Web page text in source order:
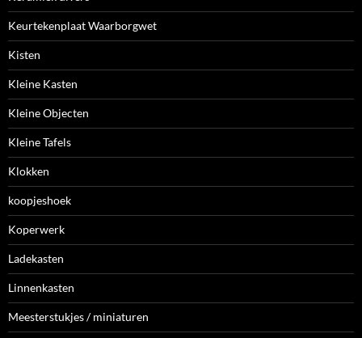
Keurtekenplaat Waarborgwet
Kisten
Kleine Kasten
Kleine Objecten
Kleine Tafels
Klokken
koopjeshoek
Koperwerk
Ladekasten
Linnenkasten
Meesterstukjes / miniaturen